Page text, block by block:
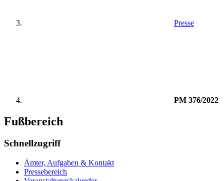
Presse
PM 376/2022
Fußbereich
Schnellzugriff
Ämter, Aufgaben & Kontakt
Pressebereich